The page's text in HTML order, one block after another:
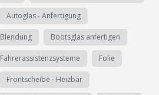
Autoglas - Anfertigung
Blendung Bootsglas anfertigen
Fahrerassistenzsysteme Folie
Frontscheibe - Heizbar